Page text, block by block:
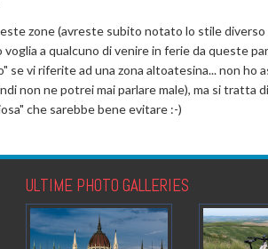
zone (avreste subito notato lo stile diverso
a qualcuno di venire in ferie da queste
vi riferite ad una zona altoatesina... non ho
non ne potrei mai parlare male), ma si tratta
che sarebbe bene evitare :-)
ULTIME PHOTO GALLERIES